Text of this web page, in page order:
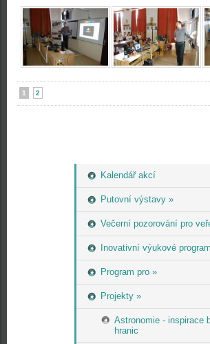
Kalendář akcí
Putovní výstavy »
Večerní pozorování pro
Inovativní výukové
Program pro »
Projekty »
Astronomie - inspirace
hranic
1 2